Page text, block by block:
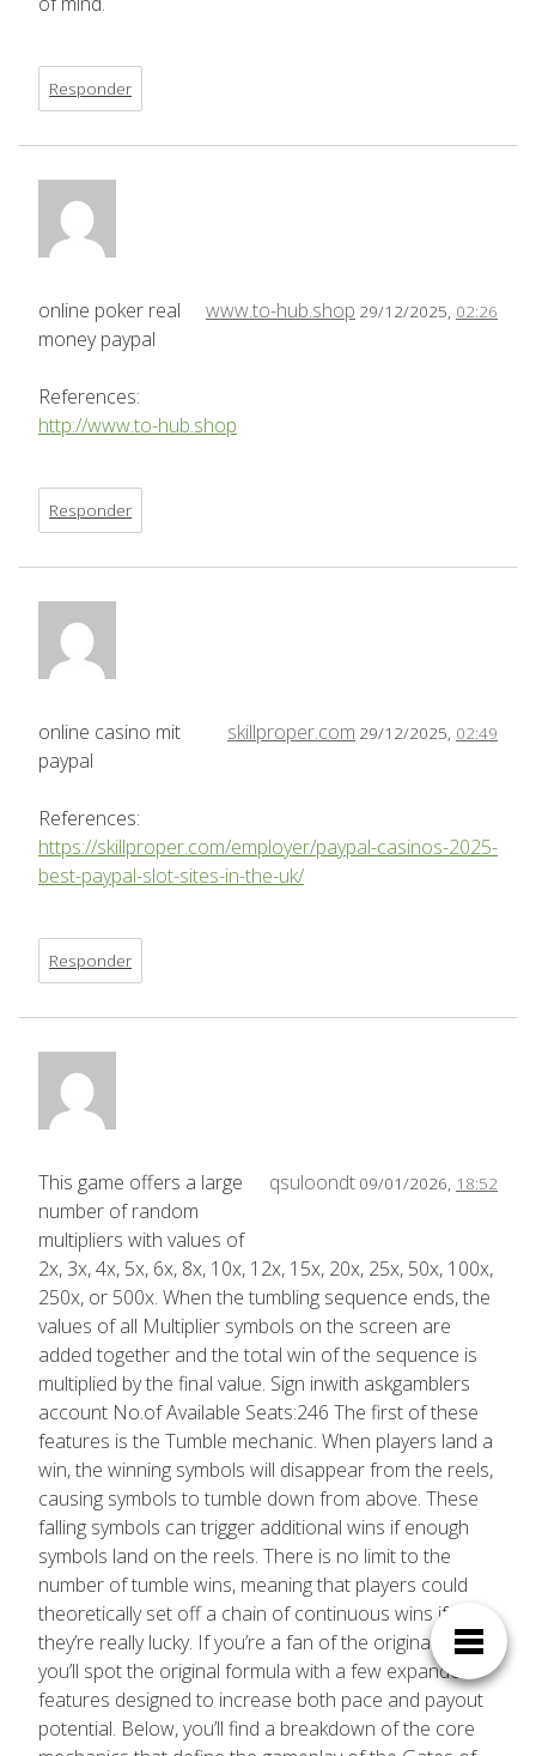
Responder
www.to-hub.shop 29/12/2025, 02:26
online poker real
money paypal
References:
http://www.to-hub.shop
Responder
skillproper.com 29/12/2025, 02:49
online casino mit
paypal
References:
https://skillproper.com/employer/paypal-casinos-2025-
best-paypal-slot-sites-in-the-uk/
Responder
qsuloondt 09/01/2026, 18:52
This game offers a large
number of random
multipliers with values of
2x, 3x, 4x, 5x, 6x, 8x, 10x, 12x, 15x, 20x, 25x, 50x, 100x,
250x, or 500x. When the tumbling sequence ends, the
values of all Multiplier symbols on the screen are
added together and the total win of the sequence is
multiplied by the final value. Sign inwith askgamblers
account No.of Available Seats:246 The first of these
features is the Tumble mechanic. When players land a
win, the winning symbols will disappear from the reels,
causing symbols to tumble down from above. These
falling symbols can trigger additional wins if enough
symbols land on the reels. There is no limit to the
number of tumble wins, meaning that players could
theoretically set off a chain of continuous wins if
they’re really lucky. If you’re a fan of the original slot,
you’ll spot the original formula with a few expanded
features designed to increase both pace and payout
potential. Below, you’ll find a breakdown of the core